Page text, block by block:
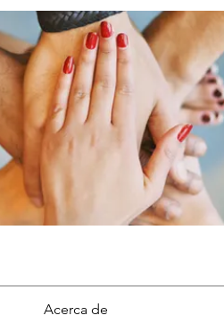
Acerca de